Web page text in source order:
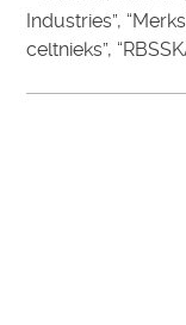
Industries”,
celtnieks”,